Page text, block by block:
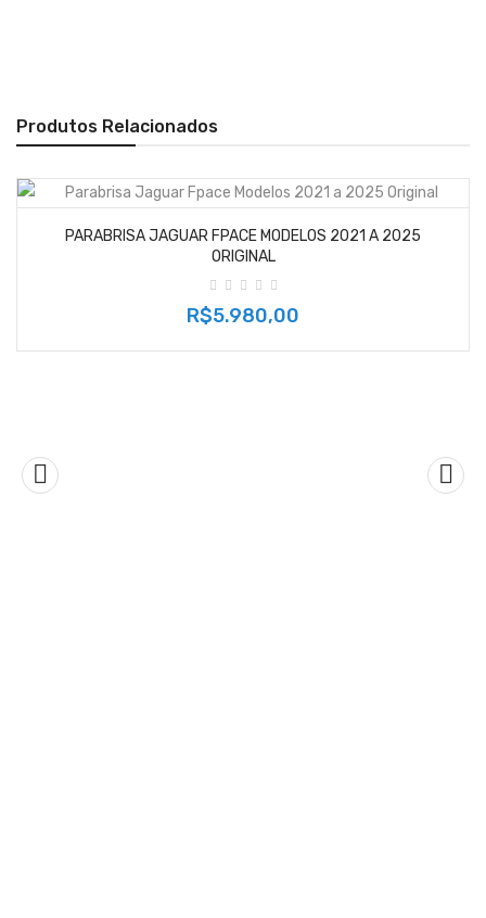
Produtos Relacionados
PARABRISA JAGUAR FPACE MODELOS 2021 A 2025
ORIGINAL
R$5.980,00